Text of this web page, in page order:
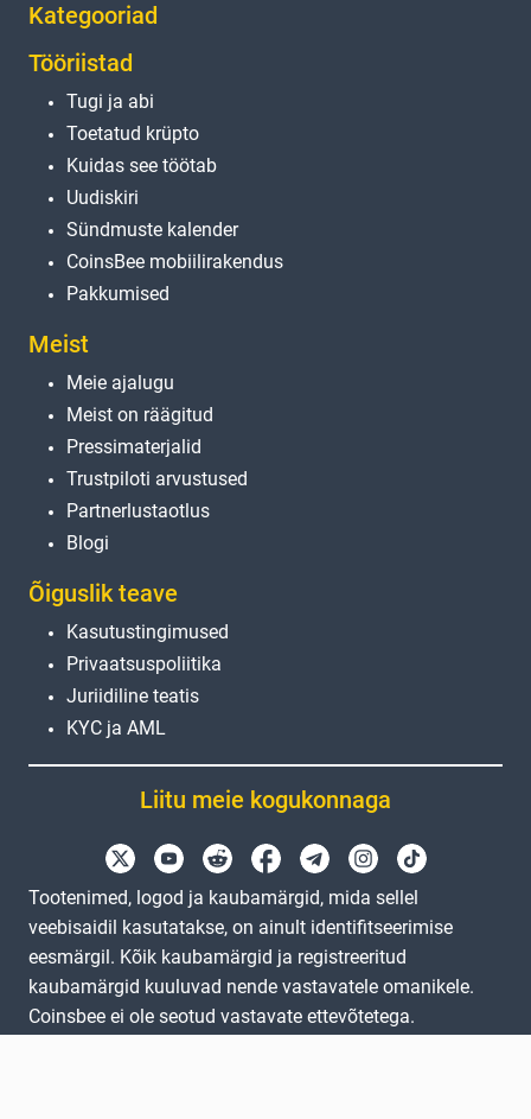
Kategooriad
Tööriistad
Tugi ja abi
Toetatud krüpto
Kuidas see töötab
Uudiskiri
Sündmuste kalender
CoinsBee mobiilirakendus
Pakkumised
Meist
Meie ajalugu
Meist on räägitud
Pressimaterjalid
Trustpiloti arvustused
Partnerlustaotlus
Blogi
Õiguslik teave
Kasutustingimused
Privaatsuspoliitika
Juriidiline teatis
KYC ja AML
Liitu meie kogukonnaga
Tootenimed, logod ja kaubamärgid, mida sellel
veebisaidil kasutatakse, on ainult identifitseerimise
eesmärgil. Kõik kaubamärgid ja registreeritud
kaubamärgid kuuluvad nende vastavatele omanikele.
Coinsbee ei ole seotud vastavate ettevõtetega.